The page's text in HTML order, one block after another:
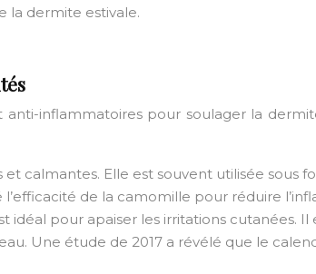
la dermite estivale.
inflammatoires pour soulager la
calmantes. Elle est souvent utilisée sous
de la camomille pour réduire
idéal pour apaiser les irritations cutanées.
Une étude de 2017 a révélé que le